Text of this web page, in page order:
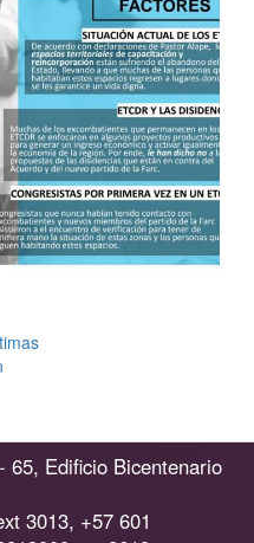
65, Edificio Bicentenario
3013, +57 601